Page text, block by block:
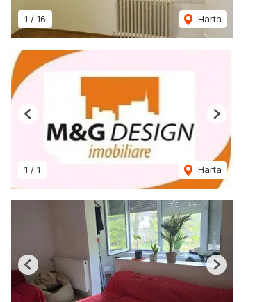
1 / 16 Harta
1 / 1 Harta
Previous Next
Previous Next